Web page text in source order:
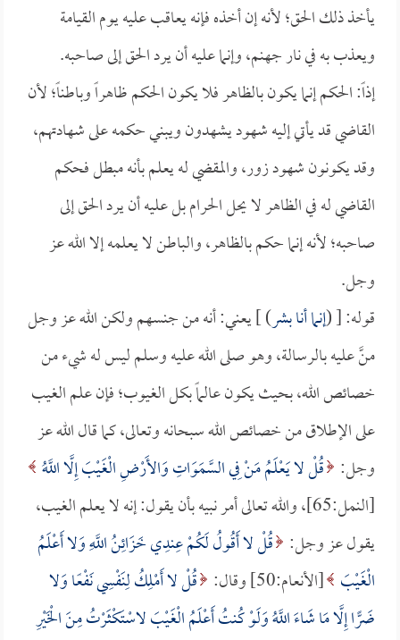
يأخذ ذلك الحق؛ لأنه إن أخذه فإنه يعاقب عليه يوم القيامة
ويعذب به في نار جهنم، وإنما عليه أن يرد الحق إلى صاحبه.
إذاً: الحكم إنما يكون بالظاهر فلا يكون الحكم ظاهراً وباطناً؛ لأن
القاضي قد يأتي إليه شهود يشهدون ويبني حكمه على شهادتهم،
وقد يكونون شهود زور، والمقضي له يعلم بأنه مبطل فحكم
القاضي له في الظاهر لا يحل الحرام بل عليه أن يرد الحق إلى
صاحبه؛ لأنه إنما حكم بالظاهر، والباطن لا يعلمه إلا الله عز
وجل.
قوله: [ (إنما أنا بشر) ] يعني: أنه من جنسهم ولكن الله عز وجل
منَّ عليه بالرسالة، وهو صلى الله عليه وسلم ليس له شيء من
خصائص الله، بحيث يكون عالماً بكل الغيوب؛ فإن علم الغيب
على الإطلاق من خصائص الله سبحانه وتعالى، كما قال الله عز
وجل: قُلْ لا يَعْلَمُ مَنْ فِي السَّمَوَاتِ وَالأَرْضِ الْغَيْبَ إِلَّا اللَّهُ
[النمل:65]، والله تعالى أمر نبيه بأن يقول: إنه لا يعلم الغيب،
يقول عز وجل: قُلْ لا أَقُولُ لَكُمْ عِندِي خَزَائِنُ اللَّهِ وَلا أَعْلَمُ
الْغَيْبَ [الأنعام:50] وقال:
قُلْ لا أَمْلِكُ لِنَفْسِي نَفْعًا وَلا
ضَرًّا إِلَّا مَا شَاءَ اللَّهُ وَلَوْ كُنتُ أَعْلَمُ الْغَيْبَ لاسْتَكْثَرْتُ مِنَ الْخَيْرِ